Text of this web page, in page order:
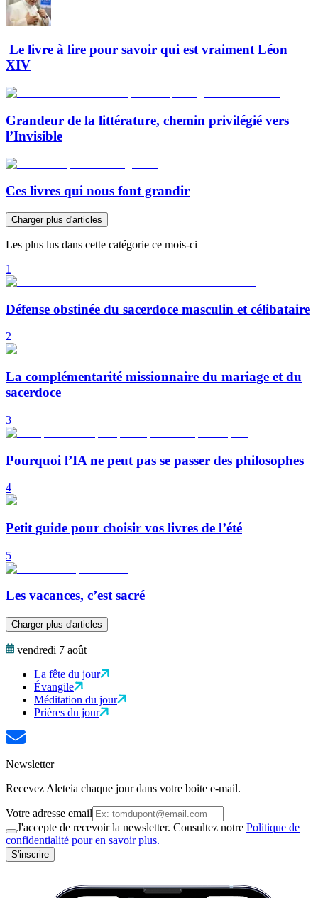
Le livre à lire pour savoir qui est vraiment Léon
XIV
Grandeur de la littérature, chemin privilégié vers
l’Invisible
Ces livres qui nous font grandir
Charger plus d'articles
Les plus lus dans cette catégorie ce mois-ci
1
Défense obstinée du sacerdoce masculin et célibataire
2
La complémentarité missionnaire du mariage et du
sacerdoce
3
Pourquoi l’IA ne peut pas se passer des philosophes
4
Petit guide pour choisir vos livres de l’été
5
Les vacances, c’est sacré
Charger plus d'articles
vendredi 7 août
La fête du jour
Évangile
Méditation du jour
Prières du jour
Newsletter
Recevez Aleteia chaque jour dans votre boite e-mail.
Votre adresse email
J'accepte de recevoir la newsletter. Consultez notre Politique de
confidentialité pour en savoir plus.
S'inscrire